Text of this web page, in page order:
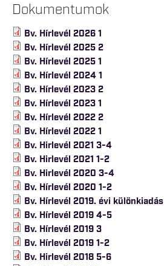
Dokumentumok
Bv. Hírlevél 2026 1
Bv. Hírlevél 2025 2
Bv. Hírlevél 2025 1
Bv. Hírlevél 2024 1
Bv. Hírlevél 2023 2
Bv. Hírlevél 2023 1
Bv. Hírlevél 2022 2
Bv. Hírlevél 2022 1
Bv. Hirlevél 2021 3-4
Bv. Hirlevél 2021 1-2
Bv. Hirlevél 2020 3-4
Bv. Hírlevél 2020 1-2
Bv. Hírlevél 2019. évi különkiadás
Bv. Hírlevél 2019 4-5
Bv. Hírlevél 2019 3
Bv. Hírlevél 2019 1-2
Bv. Hirlevél 2018 5-6